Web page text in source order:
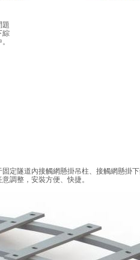
綜
隧道內接觸網懸掛吊柱、接觸網懸掛
整，安裝方便、快捷。